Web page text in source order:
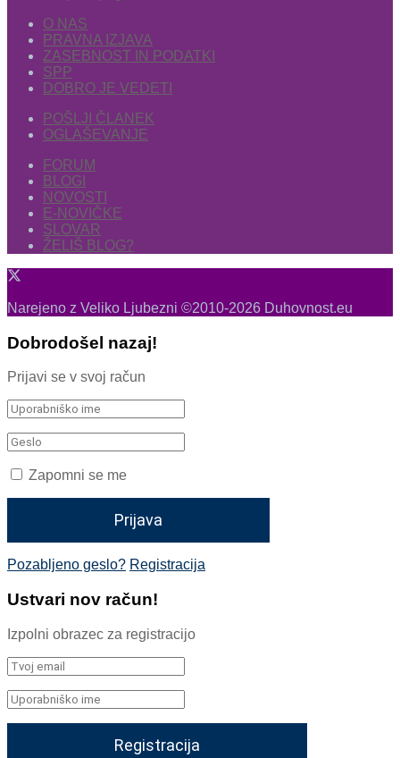
O NAS
PRAVNA IZJAVA
ZASEBNOST IN PODATKI
SPP
DOBRO JE VEDETI
POŠLJI ČLANEK
OGLAŠEVANJE
FORUM
BLOGI
NOVOSTI
E-NOVIČKE
SLOVAR
ŽELIŠ BLOG?
Narejeno z Veliko Ljubezni ©2010-2026 Duhovnost.eu
Dobrodošel nazaj!
Prijavi se v svoj račun
Zapomni se me
Pozabljeno geslo? Registracija
Ustvari nov račun!
Izpolni obrazec za registracijo